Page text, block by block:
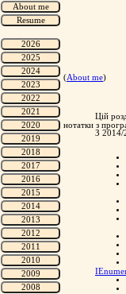
(About me)
Цій
нотатки з
З 2014/